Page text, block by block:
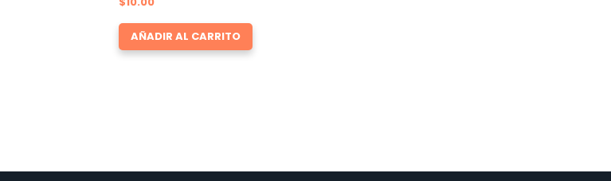
AÑADIR AL CARRITO